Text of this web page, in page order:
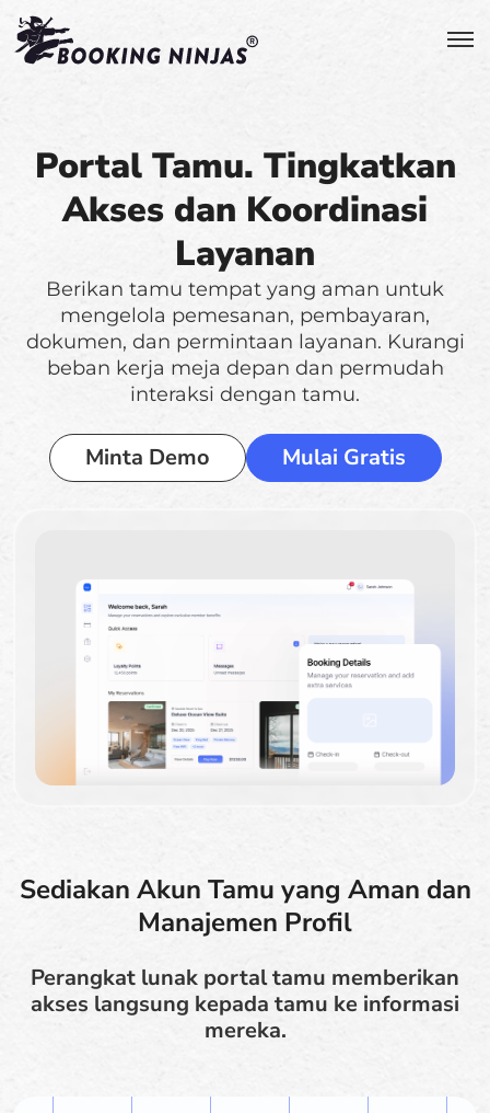
Portal Tamu. Tingkatkan
Akses dan Koordinasi
Layanan
Berikan tamu tempat yang aman untuk
mengelola pemesanan, pembayaran,
dokumen, dan permintaan layanan. Kurangi
beban kerja meja depan dan permudah
interaksi dengan tamu.
Minta Demo Mulai Gratis
Sediakan Akun Tamu yang Aman dan
Manajemen Profil
Perangkat lunak portal tamu memberikan
akses langsung kepada tamu ke informasi
mereka.